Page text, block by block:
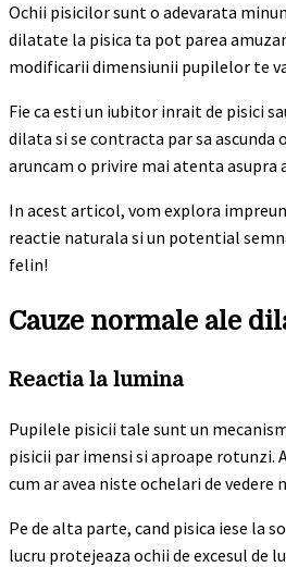
Ochii pisicilor sunt o adevarata
dilatate la pisica ta pot parea
modificarii dimensiunii pupilelor te
Fie ca esti un iubitor inrait de pisici
dilata si se contracta par sa ascunda
aruncam o privire mai atenta asupra
In acest articol, vom explora
reactie naturala si un potential
felin!
Cauze normale ale
Reactia la lumina
Pupilele pisicii tale sunt un
pisicii par imensi si aproape rotunzi.
cum ar avea niste ochelari de
Pe de alta parte, cand pisica iese la
lucru protejeaza ochii de excesul de